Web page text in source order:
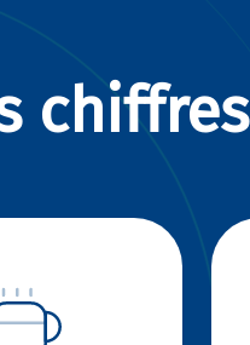
chiffres